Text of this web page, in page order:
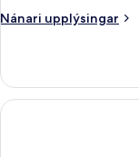
Nánari upplýsingar
Nánari